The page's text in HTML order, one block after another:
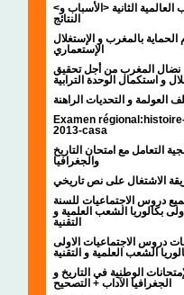
<الحرب العالمية الثانية <الأسباب و
النتائج
الحماية بالمغرب و الإستغلال
الإستعماري
نضال المغرب من أجل تحقيق
و استكمال الوحدة الترابية
العولمة و التحديات الراهنة
Examen
2013-casa
التعامل مع امتحان التاريخ
والجغرافيا
الاشتغال على نص تاريخي
دروس الاجتماعيات للسنة
بكالوريا الشعب العلمية و
التقنية
دروس الاجتماعيات الاولى
الشعب العلمية و التقنية
الوطنية في التاريخ و
الجغرافيا الآداب + التصحيح